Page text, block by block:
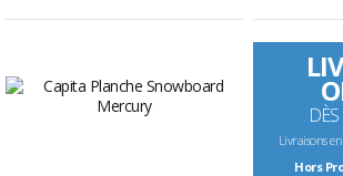
Livraisons
Hors